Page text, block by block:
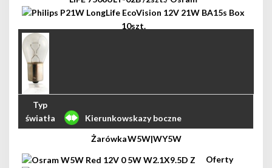
Kierunkowskazy boczne
W5W|WY5W